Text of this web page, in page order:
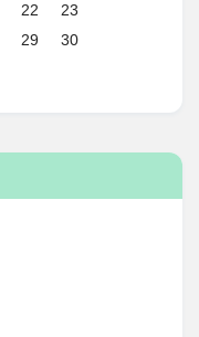
22
23
29
30